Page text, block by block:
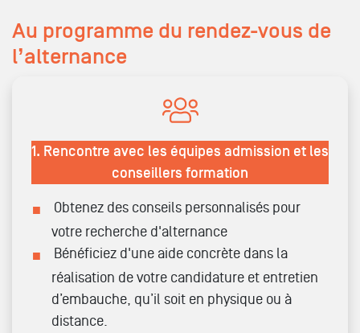
Au programme du rendez-vous de
l’alternance
1. Rencontre avec les équipes admission et les
conseillers formation
Obtenez des conseils personnalisés pour
votre recherche d'alternance
Bénéficiez d'une aide concrète dans la
réalisation de votre candidature et entretien
d’embauche, qu’il soit en physique ou à
distance.